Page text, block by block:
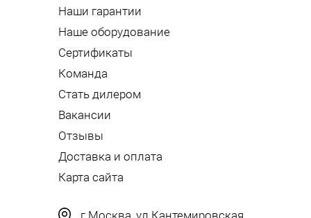
Наши гарантии
Наше оборудование
Сертификаты
Команда
Стать дилером
Вакансии
Отзывы
Доставка и оплата
Карта сайта